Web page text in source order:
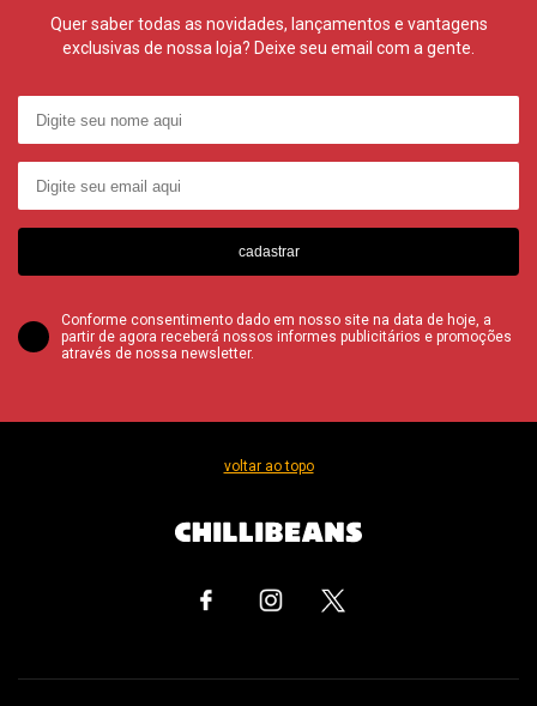
Quer saber todas as novidades, lançamentos e vantagens
exclusivas de nossa loja? Deixe seu email com a gente.
cadastrar
Conforme consentimento dado em nosso site na data de hoje, a
partir de agora receberá nossos informes publicitários e promoções
através de nossa newsletter.
voltar ao topo